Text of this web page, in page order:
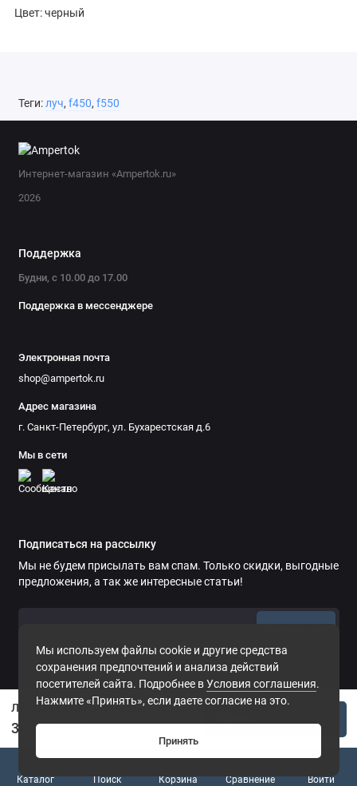
Каталог Поиск Корзина
0
Сравнение
Войти
Луч для F450 F550 черный
390 ₽ 410 ₽
Цвет: черный
Теги:луч, f450, f550
Мы используем файлы cookie и другие средства
сохранения предпочтений и анализа действий
посетителей сайта. Подробнее вУсловия соглашения.
Нажмите «Принять», если даете согласие на это.
Принять
Интернет-магазин «Ampertok.ru»
2026
Поддержка
Будни, с 10.00 до 17.00
Поддержка в мессенджере
Электронная почта
shop@ampertok.ru
Адрес магазина
г. Санкт-Петербург, ул. Бухарестская д.6
Мы в сети
Подписаться на рассылку
Мы не будем присылать вам спам. Только скидки, выгодные
предложения, а так же интересные статьи!